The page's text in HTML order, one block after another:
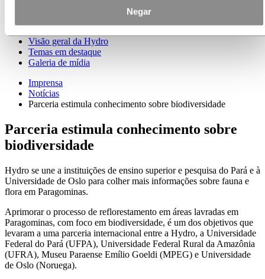
Negar
Contatos de meios de comunicação
Visão geral da Hydro
Temas em destaque
Galeria de mídia
Imprensa
Notícias
Parceria estimula conhecimento sobre biodiversidade
Parceria estimula conhecimento sobre
biodiversidade
Hydro se une a instituições de ensino superior e pesquisa do Pará e à
Universidade de Oslo para colher mais informações sobre fauna e
flora em Paragominas.
Aprimorar o processo de reflorestamento em áreas lavradas em
Paragominas, com foco em biodiversidade, é um dos objetivos que
levaram a uma parceria internacional entre a Hydro, a Universidade
Federal do Pará (UFPA), Universidade Federal Rural da Amazônia
(UFRA), Museu Paraense Emílio Goeldi (MPEG) e Universidade
de Oslo (Noruega).